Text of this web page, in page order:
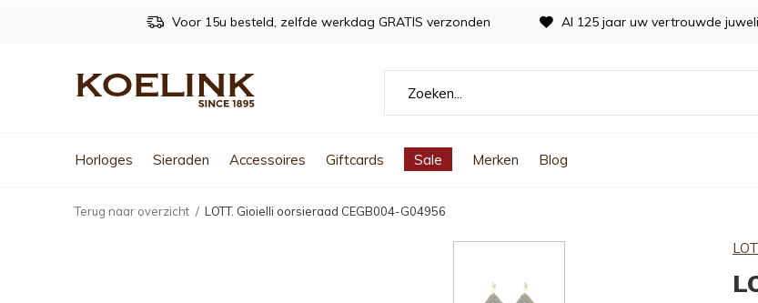
Horloges Sieraden Accessoires Giftcards Sale Merken Blog
Voor 15u besteld, zelfde werkdag GRATIS verzonden Al 125 jaar uw vertrouwde
Terug naar overzicht LOTT. Gioielli oorsieraad CEGB004-G04956